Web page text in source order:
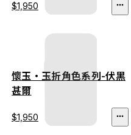
$1,950
懷玉・玉折角色系列-伏黑
甚爾
$1,950